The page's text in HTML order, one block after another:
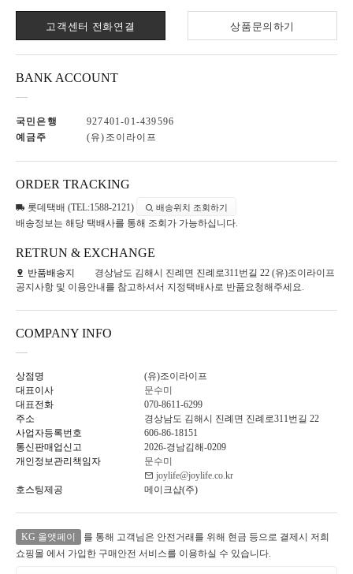
고객센터 전화연결 상품문의하기
BANK ACCOUNT
국민은행
927401-01-439596
예금주
(유)조이라이프
ORDER TRACKING
롯데택배 (TEL:1588-2121) 배송위치 조회하기
배송정보는 해당 택배사를 통해 조회가 가능하십니다.
RETRUN & EXCHANGE
반품배송지
경상남도 김해시 진례면 진례로311번길 22 (유)조이라이프
공지사항 및 이용안내를 참고하셔서 지정택배사로 반품요청해주세요.
COMPANY INFO
상점명
(유)조이라이프
대표이사
문수미
대표전화
070-8611-6299
주소
경상남도 김해시 진례면 진례로311번길 22
사업자등록번호
606-86-18151
통신판매업신고
2026-경남김해-0209
개인정보관리책임자
문수미
joylife@joylife.co.kr
호스팅제공
메이크샵(주)
KG 올앳페이
를 통해 고객님은 안전거래를 위해 현금 등으로 결제시 저희
쇼핑몰 에서 가입한 구매안전 서비스를 이용하실 수 있습니다.